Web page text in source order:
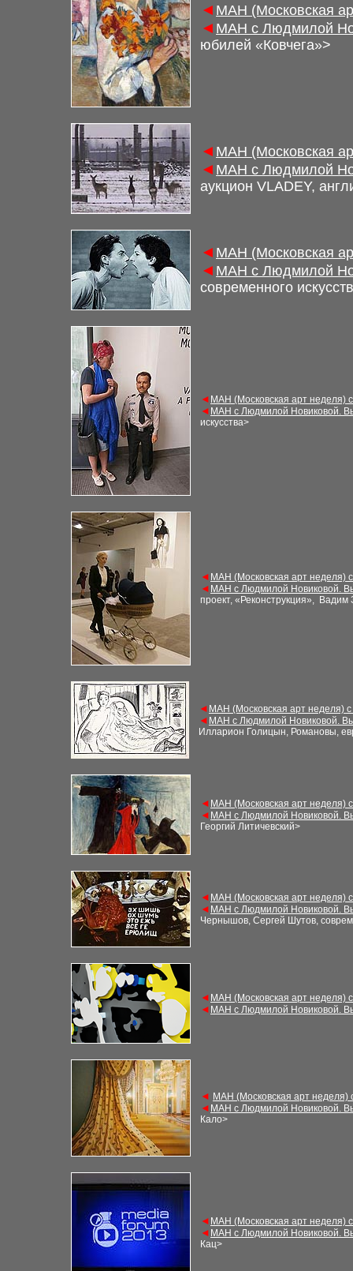
◄ МАН (Московская
◄ МАН с Людмилой
юбилей «Ковчега»>
◄ МАН (Московская
◄ МАН с Людмилой
аукцион VLADEY,
◄ МАН (Московская
◄ МАН с Людмилой
современного
◄ МАН (Московская арт неделя)
◄ МАН с Людмилой Новиковой.
искусства>
◄ МАН (Московская арт неделя)
◄ МАН с Людмилой Новиковой.
проект, «Реконструкция», Вадим
◄ МАН (Московская арт неделя)
◄ МАН с Людмилой Новиковой.
Илларион Голицын, Романовы,
◄ МАН (Московская арт неделя)
◄ МАН с Людмилой Новиковой.
Георгий Литичевский>
◄ МАН (Московская арт неделя)
◄ МАН с Людмилой Новиковой.
Чернышов, Сергей Шутов,
◄ МАН (Московская арт неделя)
◄ МАН с Людмилой Новиковой.
◄ МАН (Московская арт
◄ МАН с Людмилой Новиковой.
Кало>
◄ МАН (Московская арт неделя)
◄ МАН с Людмилой Новиковой.
Кац>